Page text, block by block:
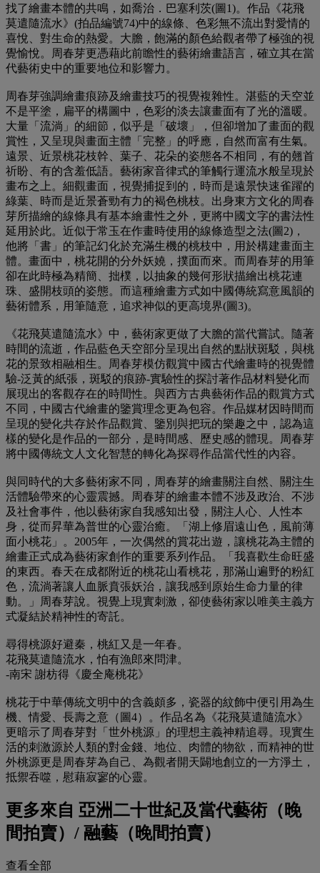
找了繪畫本體的共鳴，如喬治．巴塞利茨(圖1)。作品《花飛
莫遣隨流水》(拍品編號74)中的線條、色彩無不流出對愛情的
喜悅、對生命的熱愛。大膽，飽滿的顏色給觀者帶了極強的視
覺愉悅。周春芽更憑藉此前瞻性的藝術繪畫語言，確立其在當
代藝術史中的重要地位和影響力。
周春芽強調繪畫痕跡及繪畫技巧的視覺複雜性。湛藍的天空並
不是平塗，扁平的構圖中，色彩的淡去讓畫面有了光的溫暖。
大量「流淌」的細節，似乎是「破壞」，但卻增加了畫面的觀
賞性，又呈現與畫面主體「完整」的呼應，自然而富有生氣。
遠景、近景桃花枝幹、葉子、花朵的姿態各不相同，有的翹首
祈盼、有的含羞低語。藝術家音律式的筆觸行運流水般呈現於
畫布之上。細觀畫面，視覺捕捉到的，時而是遠景快速雀躍的
綠葉、時而是近景蒼勁有力的褐色桃枝。出身東方文化的周春
芽所描繪的線條具有基本繪畫性之外，更將中國文字的書法性
延用於此。近似于常玉在作畫時使用的線條造型之法(圖2)，
他將「書」的筆記幻化於充滿生機的桃枝中，用於構建畫面主
體。畫面中，桃花開的分外妖嬈，撲面而來。而周春芽的用筆
卻在此時極為精簡、拙樸，以抽象的幾何形狀描繪出桃花連
珠、盛開枝頭的姿態。而這種繪畫方式如中國傳統寫意風韻的
藝術體系，用筆隨意，追求神似的更高境界(圖3)。
《花飛莫遣隨流水》中，藝術家更做了大膽的當代嘗試。隨著
時間的流逝，作品藍色天空部分呈現出自然的點狀斑駁，與桃
花的景致相融相生。周春芽模仿觀賞中國古代繪畫時的視覺體
驗-泛黃的紙張，斑駁的痕跡-實驗性的探討著作品材料變化而
展現出的客觀存在的時間性。與西方古典藝術作品的觀賞方式
不同，中國古代繪畫的鑒賞理念更為包容。作品媒材因時間而
呈現的變化共存於作品觀賞、鑒別與把玩的樂趣之中，認為這
樣的變化是作品的一部分，是時間感、歷史感的體現。周春芽
將中國傳統文人文化智慧的轉化為探尋作品當代性的內容。
與同時代的大多藝術家不同，周春芽的繪畫關注自然、關注生
活體驗帶來的心靈震撼。周春芽的繪畫本體不涉及政治、不涉
及社會事件，他以藝術家自我感知出發，關注人心、人性本
身，從而昇華為普世的心靈治癒。「湖上修眉遠山色，風前薄
面小桃花」。2005年，一次偶然的賞花出遊，讓桃花為主體的
繪畫正式成為藝術家創作的重要系列作品。「我喜歡生命旺盛
的東西。春天在成都附近的桃花山看桃花，那滿山遍野的粉紅
色，流淌著讓人血脈賁張妖治，讓我感到原始生命力量的律
動。」周春芽說。視覺上現實刺激，卻使藝術家以唯美主義方
式凝結於精神性的寄託。
尋得桃源好避秦，桃紅又是一年春。
花飛莫遣隨流水，怕有漁郎來問津。
-南宋 謝枋得《慶全庵桃花》
桃花于中華傳統文明中的含義頗多，瓷器的紋飾中便引用為生
機、情愛、長壽之意（圖4）。作品名為《花飛莫遣隨流水》
更暗示了周春芽對「世外桃源」的理想主義神精追尋。現實生
活的刺激源於人類的對金錢、地位、肉體的物欲，而精神的世
外桃源更是周春芽為自己、為觀者開天闢地創立的一方淨土，
抵禦吞噬，慰藉寂寥的心靈。
更多來自 亞洲二十世紀及當代藝術（晚
間拍賣）/ 融藝（晚間拍賣）
查看全部